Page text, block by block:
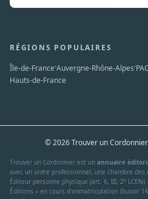
RÉGIONS POPULAIRES
Île-de-France·Auvergne-Rhône-Alpes·
Hauts-de-France
© 2026 Trouver un
Trouver un Cordonnier est un annuaire
avec un ordre professionnel, une chambre
Éditeur personne physique (art. 6, III, 2°
Éditions » en cours d'immatriculation (butoir